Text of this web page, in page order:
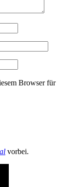
Browser für
vorbei.